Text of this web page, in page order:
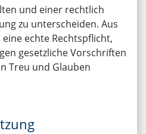
und einer rechtlich
zu unterscheiden. Aus
echte Rechtspflicht,
gesetzliche Vorschriften
Treu und Glauben